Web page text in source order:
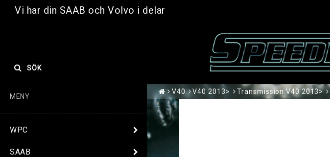
Vi har din SAAB och Volvo i delar
SÖK
MENY
WPC
SAAB
V40 V40 2013> Transmission V40 2013>